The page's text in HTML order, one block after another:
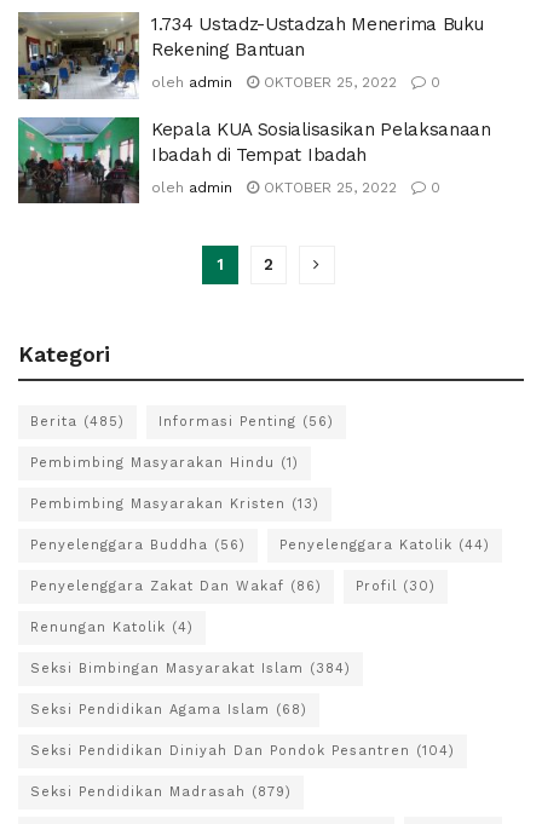
1.734 Ustadz-Ustadzah Menerima Buku
Rekening Bantuan
oleh admin OKTOBER 25, 2022 0
Kepala KUA Sosialisasikan Pelaksanaan
Ibadah di Tempat Ibadah
oleh admin OKTOBER 25, 2022 0
1 2
Kategori
Berita (485) Informasi Penting (56)
Pembimbing Masyarakan Hindu (1)
Pembimbing Masyarakan Kristen (13)
Penyelenggara Buddha (56) Penyelenggara Katolik (44)
Penyelenggara Zakat Dan Wakaf (86) Profil (30)
Renungan Katolik (4)
Seksi Bimbingan Masyarakat Islam (384)
Seksi Pendidikan Agama Islam (68)
Seksi Pendidikan Diniyah Dan Pondok Pesantren (104)
Seksi Pendidikan Madrasah (879)